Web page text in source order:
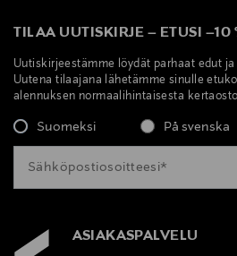
TILAA UUTISKIRJE – ETUSI –10
Uutiskirjeestämme löydät parhaat edut
Uutena tilaajana lähetämme sinulle
alennuksen normaalihintaisesta
Suomeksi På svenska
ASIAKASPALVELU